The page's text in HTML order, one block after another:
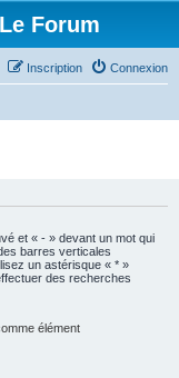
Forum
Connexion
Inscription
et « - » devant un mot qui
barres verticales
un astérisque « * »
des recherches
élément